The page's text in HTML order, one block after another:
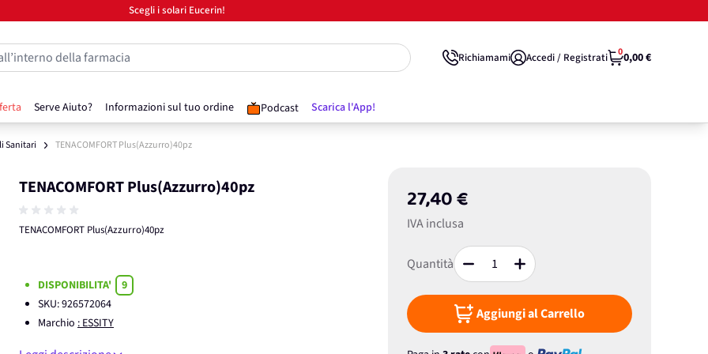
Scegli i solari Eucerin!
Serve Aiuto? Informazioni sul tuo ordine Podcast Scarica l'App!
della farmacia Richiamami Accedi / Registrati 00,00 €
Sanitari TENACOMFORT Plus(Azzurro)40pz
TENACOMFORT Plus(Azzurro)40pz
TENACOMFORT Plus(Azzurro)40pz
27,40 €
IVA inclusa
Quantità
Aggiungi al Carrello
DISPONIBILITA'
9
SKU:926572064
Marchio : ESSITY